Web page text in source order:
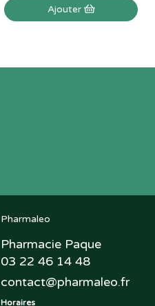
Ajouter
Pharmaleo
Pharmacie Paque
03 22 46 14 48
contact@pharmaleo.fr
Horaires